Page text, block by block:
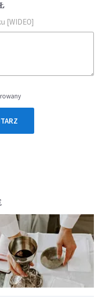
[WIDEO]